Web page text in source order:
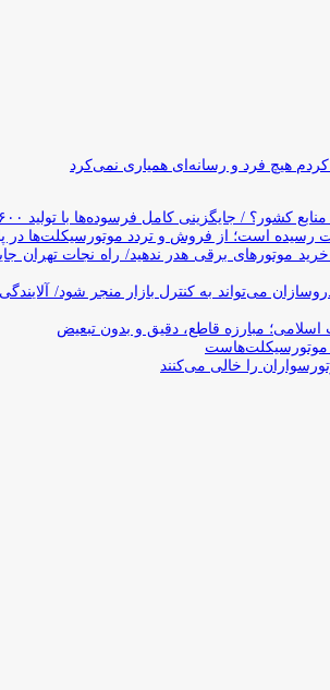
هیچ فرد و رسانه‌ای همیاری نمی‌کرد
با تولید ۶۰۰ هزار دستگاه در سال حدود ۱۹ سال طول می‌کشد
است؛ از فروش و تردد موتورسیکلت‌ها در
موتورهای برقی هدر ندهید/ راه نجات
می‌تواند به کنترل بازار منجر شود/
اسلامی؛ مبارزه قاطع، دقیق و بدون تبعیض
را خالی می‌کنند